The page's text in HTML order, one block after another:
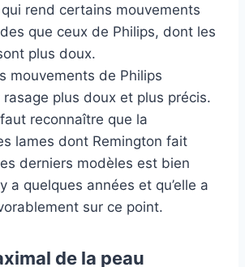
rend certains mouvements
que ceux de Philips, dont les
plus doux.
mouvements de Philips
plus doux et plus précis.
reconnaître que la
lames dont Remington fait
derniers modèles est bien
a quelques années et qu’elle a
sur ce point.
de la peau